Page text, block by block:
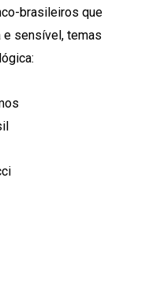
brasileiros que
e sensível, temas